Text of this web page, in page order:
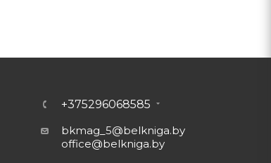
+375296068585
bkmag_5@belkniga.by
office@belkniga.by